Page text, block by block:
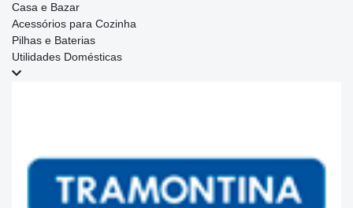
Casa e Bazar
Acessórios para Cozinha
Pilhas e Baterias
Utilidades Domésticas